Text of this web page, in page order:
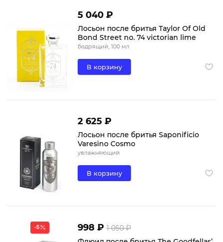
5 040 ₽
Лосьон после бритья Taylor Of Old
Bond Street no. 74 victorian lime
бодрящий, 100 мл
В корзину
2 625 ₽
Лосьон после бритья Saponificio
Varesino Cosmo
увлажняющий
В корзину
-5 998 ₽ 1 050 ₽